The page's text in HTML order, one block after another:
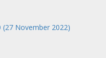
(27 November 2022)